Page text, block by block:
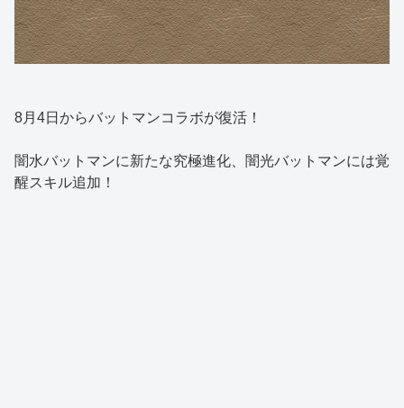
8月4日からバットマンコラボが復活！
闇水バットマンに新たな究極進化、闇光バットマンには覚
醒スキル追加！